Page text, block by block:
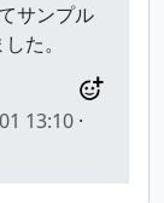
サンプル
た。
13:10 ·